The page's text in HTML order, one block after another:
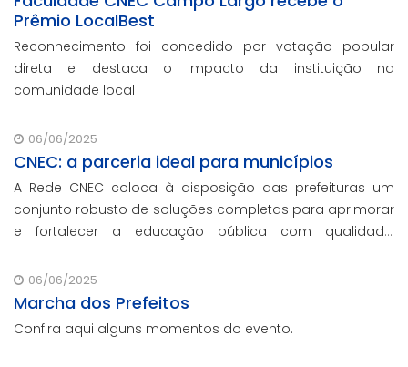
Prêmio LocalBest
Reconhecimento foi concedido por votação popular
direta e destaca o impacto da instituição na
comunidade local
06/06/2025
CNEC: a parceria ideal para municípios
A Rede CNEC coloca à disposição das prefeituras um
conjunto robusto de soluções completas para aprimorar
e fortalecer a educação pública com qualidade,
que não participaram da Marcha dos Prefeitos
06/06/2025
Marcha dos Prefeitos
Confira aqui alguns momentos do evento.